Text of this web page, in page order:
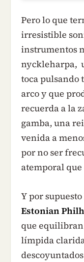
Pero lo que
irresistible
instrumentos
nyckleharpa,
toca pulsando
arco y que
recuerda a la
gamba, una
venida a
por no ser
atemporal
Y por
Estonian
que
límpida